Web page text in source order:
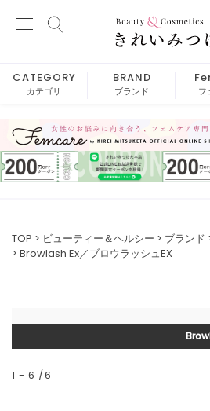
CATEGORY
カテゴリ
BRAND
ブランド フ
TOP ビューティー＆ヘルシー ブランド
Browlash Ex／ブロウラッシュEX
1 - 6 6